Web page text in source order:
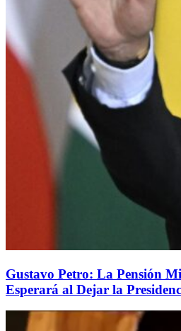
Gustavo Petro: La Pensión
Esperará al Dejar la